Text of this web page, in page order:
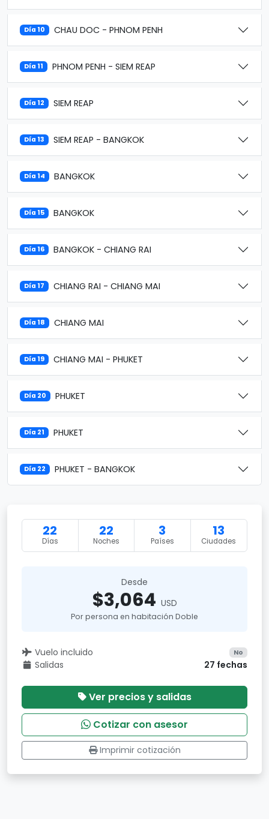
Día 10 CHAU DOC - PHNOM PENH
Día 11 PHNOM PENH - SIEM REAP
Día 12 SIEM REAP
Día 13 SIEM REAP - BANGKOK
Día 14 BANGKOK
Día 15 BANGKOK
Día 16 BANGKOK - CHIANG RAI
Día 17 CHIANG RAI - CHIANG MAI
Día 18 CHIANG MAI
Día 19 CHIANG MAI - PHUKET
Día 20 PHUKET
Día 21 PHUKET
Día 22 PHUKET - BANGKOK
22
Días
22
Noches
3
Países
13
Ciudades
Desde
$3,064 USD
Por persona en habitación Doble
Vuelo incluido No
Salidas 27 fechas
Ver precios y salidas
Cotizar con asesor
Imprimir cotización